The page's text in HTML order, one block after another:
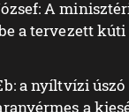
A
a tervezett
a nyíltvízi
a